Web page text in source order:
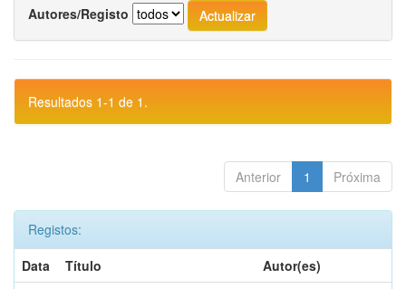
Autores/Registo
Resultados 1-1 de 1.
Anterior 1 Próxima
Registos:
Data
Título
Autor(es)